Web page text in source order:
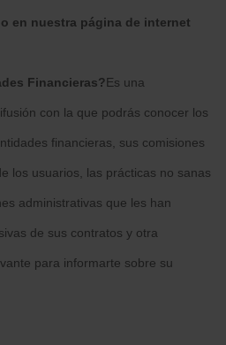
o en nuestra página de internet
Financieras?Es una
con la que podrás conocer los
financieras, sus comisiones
los usuarios, las prácticas no sanas
administrativas que les han
de sus contratos y otra
para informarte sobre su